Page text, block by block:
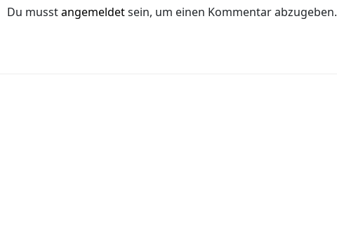
Du musstangemeldetsein, um einen Kommentar abzugeben.